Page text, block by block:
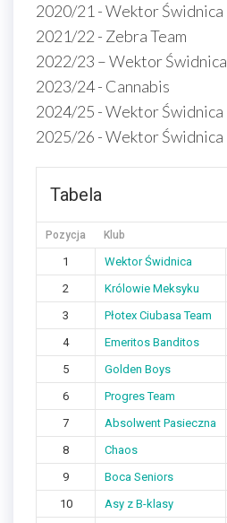
2020/21 - Wektor Świdnica
2021/22 - Zebra Team
2022/23 – Wektor Świdnica
2023/24 - Cannabis
2024/25 - Wektor Świdnica
2025/26 - Wektor Świdnica
Tabela
Pozycja Klub
1 Wektor Świdnica
2
Królowie Meksyku
3
Płotex Ciubasa Team
4
Emeritos Banditos
5
Golden Boys
6
Progres Team
7
Absolwent Pasieczna
8
Chaos
9
Boca Seniors
10
Asy z B-klasy